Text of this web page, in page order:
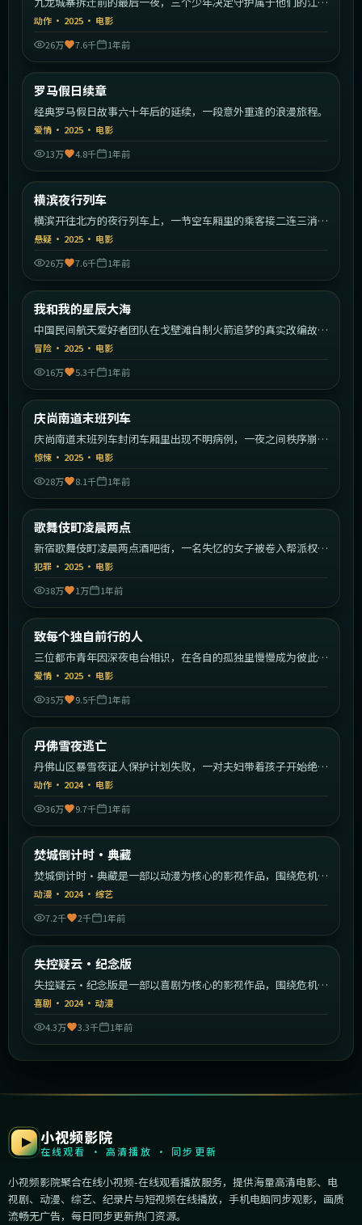
湖。
动作 · 2025 · 电影
26万
7.6千 1年前
最新
罗马假日续章
经典罗马假日故事六十年后的延续，一段意外重逢的浪漫旅程。
爱情 · 2025 · 电影
13万
4.8千 1年前
最新
横滨夜行列车
横滨开往北方的夜行列车上，一节空车厢里的乘客接二连三消
失。
悬疑 · 2025 · 电影
26万
7.6千 1年前
最新
我和我的星辰大海
中国民间航天爱好者团队在戈壁滩自制火箭追梦的真实改编故
事。
冒险 · 2025 · 电影
16万
5.3千 1年前
最新
庆尚南道末班列车
庆尚南道末班列车封闭车厢里出现不明病例，一夜之间秩序崩
塌。
惊悚 · 2025 · 电影
28万
8.1千 1年前
最新
歌舞伎町凌晨两点
新宿歌舞伎町凌晨两点酒吧街，一名失忆的女子被卷入帮派权力
斗争。
犯罪 · 2025 · 电影
38万
1万 1年前
最新
致每个独自前行的人
三位都市青年因深夜电台相识，在各自的孤独里慢慢成为彼此的
灯塔。
爱情 · 2025 · 电影
35万
9.5千 1年前
最新
丹佛雪夜逃亡
丹佛山区暴雪夜证人保护计划失败，一对夫妇带着孩子开始绝命
逃亡。
动作 · 2024· 电影
36万
9.7千 1年前
最新
焚城倒计时·典藏
焚城倒计时·典藏是一部以动漫为核心的影视作品，围绕危机、
反转与人物成长展开，整体节奏紧凑，值得推荐观看。
动漫 · 2024· 综艺
7.2千
2千 1年前
最新
失控疑云·纪念版
失控疑云·纪念版是一部以喜剧为核心的影视作品，围绕危机、
反转与人物成长展开，整体节奏紧凑，值得推荐观看。
喜剧 · 2024· 动漫
4.3万
3.3千 1年前
小视频影院
在线观看 · 高清播放 · 同步更新
小视频影院聚合在线小视频-在线观看播放服务，提供海量高清电影、电
视剧、动漫、综艺、纪录片与短视频在线播放，手机电脑同步观影，画质
流畅无广告，每日同步更新热门资源。